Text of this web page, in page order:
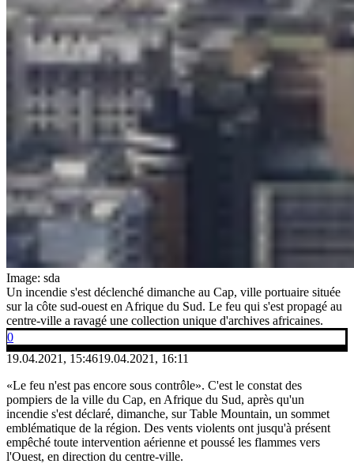
Image: sda
Un incendie s'est déclenché dimanche au Cap, ville portuaire située
sur la côte sud-ouest en Afrique du Sud. Le feu qui s'est propagé au
centre-ville a ravagé une collection unique d'archives africaines.
0
19.04.2021, 15:4619.04.2021, 16:11
«Le feu n'est pas encore sous contrôle». C'est le constat des
pompiers de la ville du Cap, en Afrique du Sud, après qu'un
incendie s'est déclaré, dimanche, sur Table Mountain, un sommet
emblématique de la région. Des vents violents ont jusqu'à présent
empêché toute intervention aérienne et poussé les flammes vers
l'Ouest, en direction du centre-ville.